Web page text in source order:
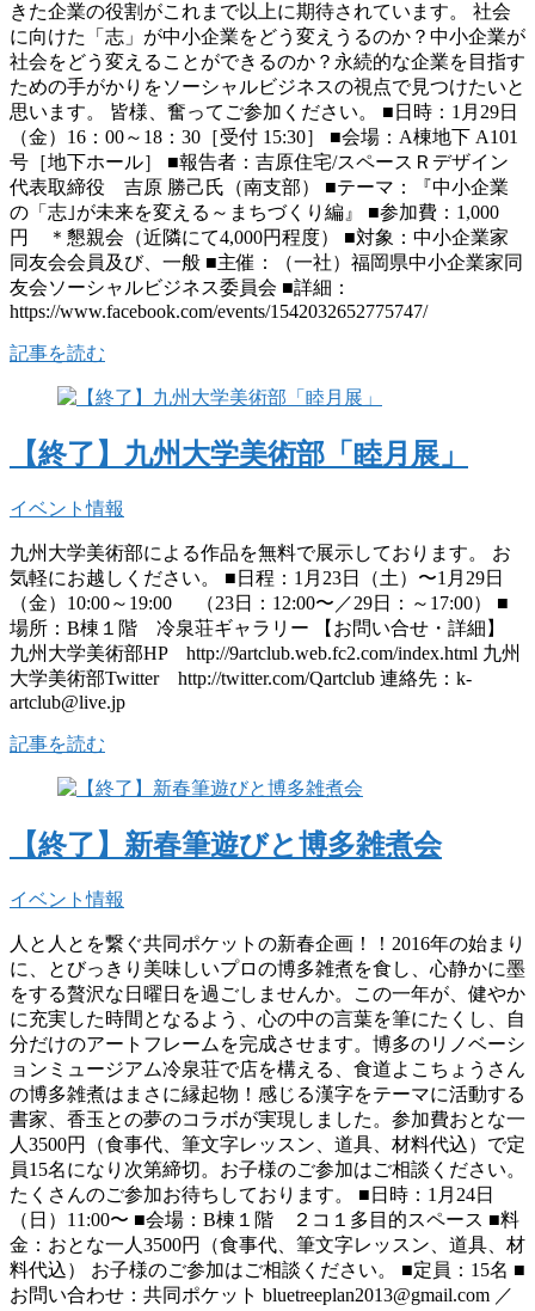
きた企業の役割がこれまで以上に期待されています。 社会
に向けた「志」が中小企業をどう変えうるのか？中小企業が
社会をどう変えることができるのか？永続的な企業を目指す
ための手がかりをソーシャルビジネスの視点で見つけたいと
思います。 皆様、奮ってご参加ください。 ■日時：1月29日
（金）16：00～18：30［受付 15:30］ ■会場：A棟地下 A101
号［地下ホール］ ■報告者：吉原住宅/スペースＲデザイン
代表取締役 吉原 勝己氏（南支部） ■テーマ：『中小企業
の「志｣が未来を変える～まちづくり編』 ■参加費：1,000
円 ＊懇親会（近隣にて4,000円程度） ■対象：中小企業家
同友会会員及び、一般 ■主催：（一社）福岡県中小企業家同
友会ソーシャルビジネス委員会 ■詳細：
https://www.facebook.com/events/1542032652775747/
記事を読む
【終了】九州大学美術部「睦月展」
イベント情報
九州大学美術部による作品を無料で展示しております。 お
気軽にお越しください。 ■日程：1月23日（土）〜1月29日
（金）10:00～19:00 （23日：12:00〜／29日：～17:00） ■
場所：B棟１階 冷泉荘ギャラリー 【お問い合せ・詳細】
九州大学美術部HP http://9artclub.web.fc2.com/index.html 九州
大学美術部Twitter http://twitter.com/Qartclub 連絡先：k-
artclub@live.jp
記事を読む
【終了】新春筆遊びと博多雑煮会
イベント情報
人と人とを繋ぐ共同ポケットの新春企画！！2016年の始まり
に、とびっきり美味しいプロの博多雑煮を食し、心静かに墨
をする贅沢な日曜日を過ごしませんか。この一年が、健やか
に充実した時間となるよう、心の中の言葉を筆にたくし、自
分だけのアートフレームを完成させます。博多のリノベーシ
ョンミュージアム冷泉荘で店を構える、食道よこちょうさん
の博多雑煮はまさに縁起物！感じる漢字をテーマに活動する
書家、香玉との夢のコラボが実現しました。参加費おとな一
人3500円（食事代、筆文字レッスン、道具、材料代込）で定
員15名になり次第締切。お子様のご参加はご相談ください。
たくさんのご参加お待ちしております。 ■日時：1月24日
（日）11:00〜 ■会場：B棟１階 ２コ１多目的スペース ■料
金：おとな一人3500円（食事代、筆文字レッスン、道具、材
料代込） お子様のご参加はご相談ください。 ■定員：15名 ■
お問い合わせ：共同ポケット bluetreeplan2013@gmail.com ／